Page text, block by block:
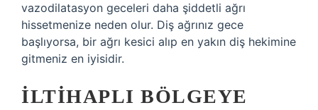
vazodilatasyon geceleri daha şiddetli ağrı
hissetmenize neden olur. Diş ağrınız gece
başlıyorsa, bir ağrı kesici alıp en yakın diş hekimine
gitmeniz en iyisidir.
İLTIHAPLI BÖLGEYE